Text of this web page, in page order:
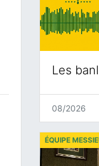
Les
08/2026
ÉQUIPE